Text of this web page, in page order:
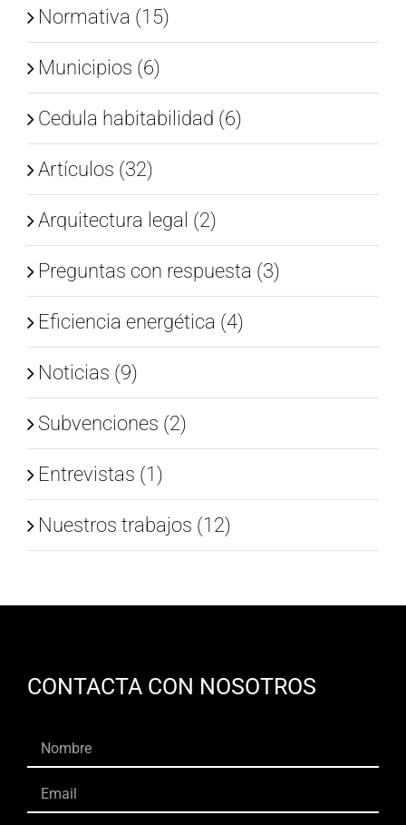
Normativa (15)
Municipios (6)
Cedula habitabilidad (6)
Artículos (32)
Arquitectura legal (2)
Preguntas con respuesta (3)
Eficiencia energética (4)
Noticias (9)
Subvenciones (2)
Entrevistas (1)
Nuestros trabajos (12)
CONTACTA CON NOSOTROS